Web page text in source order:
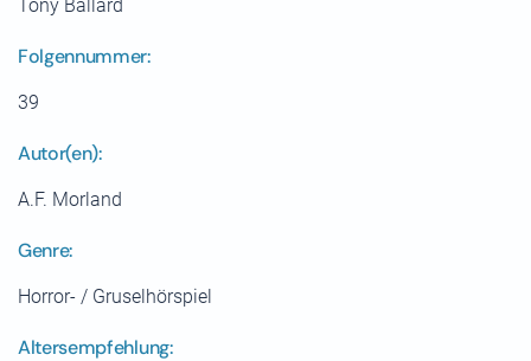
Tony Ballard
Folgennummer:
39
Autor(en):
A.F. Morland
Genre:
Horror- / Gruselhörspiel
Altersempfehlung: